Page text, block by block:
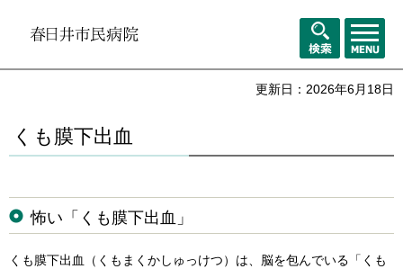
検索
メニュ
ー
更新日：2026年6月18日
くも膜下出血
怖い「くも膜下出血」
くも膜下出血（くもまくかしゅっけつ）は、脳を包んでいる「くも